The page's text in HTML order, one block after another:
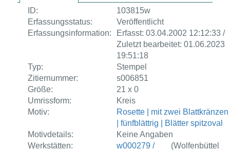
ID:
103815w
Erfassungsstatus:
Veröffentlicht
Erfassungsinformation:
Erfasst: 03.04.2002 12:12:33 /
Zuletzt bearbeitet: 01.06.2023
19:51:18
Typ:
Stempel
Zitiernummer:
s006851
Größe:
21 x 0
Umrissform:
Kreis
Motiv:
Rosette | mit zwei Blattkränzen
| fünfblättrig | Blätter spitzoval
Motivdetails:
Keine Angaben
Werkstätten:
w000279 /
(Wolfenbüttel